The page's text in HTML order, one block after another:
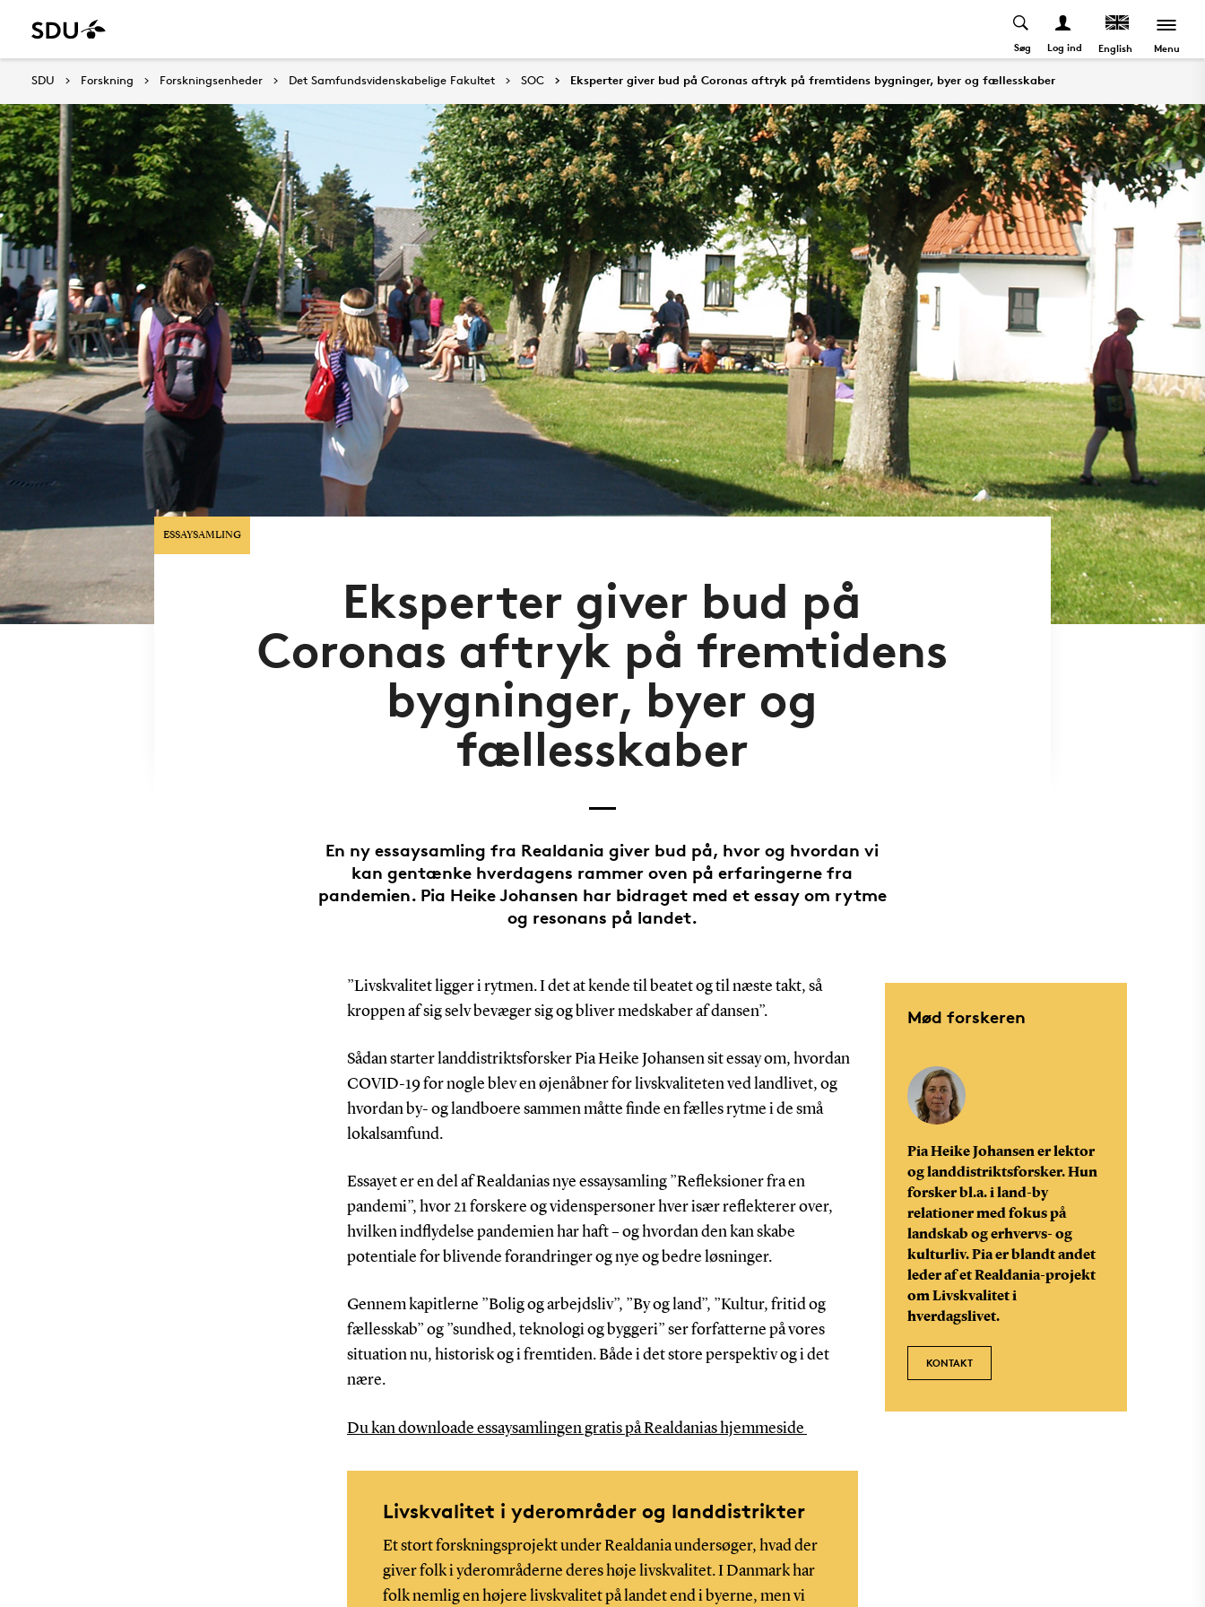
Søg Log ind English Menu
SDU Forskning Forskningsenheder Det Samfundsvidenskabelige Fakultet SOC Eksperter giver bud på Coronas aftryk på fremtidens bygninger, byer og fællesskaber
ESSAYSAMLING
Eksperter giver bud på
Coronas aftryk på fremtidens
bygninger, byer og
fællesskaber
En ny essaysamling fra Realdania giver bud på, hvor og hvordan vi
kan gentænke hverdagens rammer oven på erfaringerne fra
pandemien. Pia Heike Johansen har bidraget med et essay om rytme
og resonans på landet.
”Livskvalitet ligger i rytmen. I det at kende til beatet og til næste takt, så
kroppen af sig selv bevæger sig og bliver medskaber af dansen”.
Sådan starter landdistriktsforsker Pia Heike Johansen sit essay om, hvordan
COVID-19 for nogle blev en øjenåbner for livskvaliteten ved landlivet, og
hvordan by- og landboere sammen måtte finde en fælles rytme i de små
lokalsamfund.
Essayet er en del af Realdanias nye essaysamling ”Refleksioner fra en
pandemi”, hvor 21 forskere og videnspersoner hver især reflekterer over,
hvilken indflydelse pandemien har haft – og hvordan den kan skabe
potentiale for blivende forandringer og nye og bedre løsninger.
Gennem kapitlerne ”Bolig og arbejdsliv”, ”By og land”, ”Kultur, fritid og
fællesskab” og ”sundhed, teknologi og byggeri” ser forfatterne på vores
situation nu, historisk og i fremtiden. Både i det store perspektiv og i det
nære.
Du kan downloade essaysamlingen gratis på Realdanias hjemmeside
Livskvalitet i yderområder og landdistrikter
Et stort forskningsprojekt under Realdania undersøger, hvad der
giver folk i yderområderne deres høje livskvalitet. I Danmark har
folk nemlig en højere livskvalitet på landet end i byerne, men vi
Mød forskeren
Pia Heike Johansen er lektor
og landdistriktsforsker. Hun
forsker bl.a. i land-by
relationer med fokus på
landskab og erhvervs- og
kulturliv. Pia er blandt andet
leder af et Realdania-projekt
om Livskvalitet i
hverdagslivet.
KONTAKT